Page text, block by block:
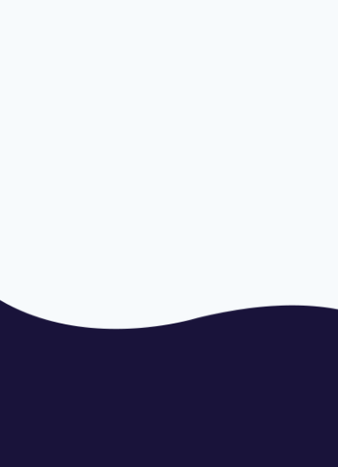
adipiscing elit, sed do eiusmod
aliqua. Quis ipsum suspendisse
adipiscing elit, sed do
et dolore .
accumsan lacu.